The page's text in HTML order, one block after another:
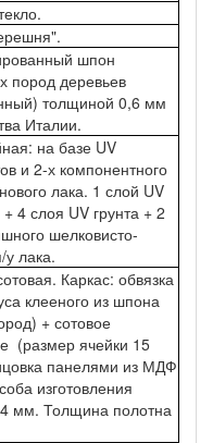
шпон
пород деревьев
толщиной 0,6 мм
Италии.
на базе UV
и 2-х компонентного
лака. 1 слой UV
4 слоя UV грунта + 2
шелковисто-
у лака.
Каркас: обвязка
клееного из шпона
+ сотовое
(размер ячейки 15
панелями из МДФ
изготовления
мм. Толщина полотна